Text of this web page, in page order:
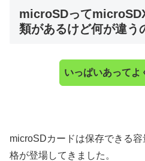
microSDって
類があるけど何が違う
いっぱいあって
microSDカードは保存できる
格が登場してきました。